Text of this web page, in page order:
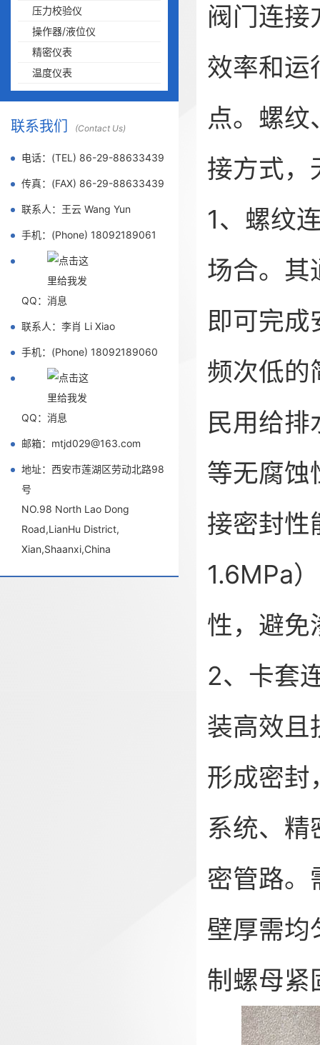
压力校验仪
操作器/液位仪
精密仪表
温度仪表
联系我们 (Contact Us)
电话：(TEL) 86-29-88633439
传真：(FAX) 86-29-88633439
联系人：王云 Wang Yun
手机：(Phone) 18092189061
QQ：
联系人：李肖 Li Xiao
手机：(Phone) 18092189060
QQ：
邮箱：mtjd029@163.com
地址：西安市莲湖区劳动北路98
号
NO.98 North Lao Dong
Road,LianHu District,
Xian,Shaanxi,China
阀门连接
效率和运
点。螺纹
接方式，
1、螺纹
场合。其
即可完成
频次低的
民用给排
等无腐蚀
接密封
1.6MPa
性，避免
2、卡套
装高效且
形成密封
系统、精
密管路。
壁厚需均
制螺母紧